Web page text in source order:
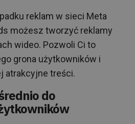
reklam w sieci Meta
możesz tworzyć reklamy
wideo. Pozwoli Ci to
grona użytkowników i
atrakcyjne treści.
do